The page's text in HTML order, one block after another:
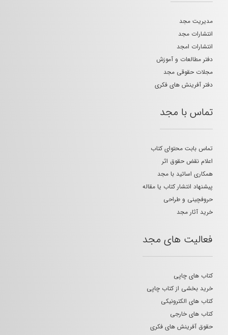
مدیریت مجد
انتشارات مجد
انتشارات امجد
دفتر مطالعات و آموزش
مجلات حقوقی مجد
دفتر آفرینش های فکری
تماس با مجد
تماس بابت محتوای کتاب
اعلام نقض حقوق اثر
همکاری اساتید با مجد
پیشنهاد انتشار کتاب یا مقاله
حروفچینی و طراحی
خرید آثار مجد
فعالیت های مجد
کتاب های چاپی
خرید بخشی از کتاب چاپی
کتاب های الکترونیکی
کتاب های خارجی
حقوق آفرینش های فکری